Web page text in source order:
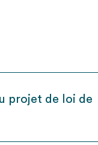
projet de loi de